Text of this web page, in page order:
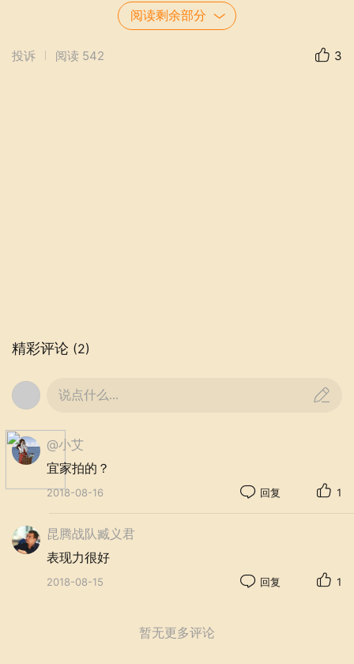
阅读剩余部分
投诉 阅读 542 3
精彩评论 (2)
说点什么...
@小艾
宜家拍的？
2018-08-16 回复 1
昆腾战队臧义君
表现力很好
2018-08-15 回复 1
暂无更多评论